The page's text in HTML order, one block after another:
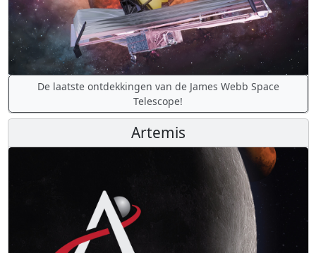
De laatste ontdekkingen van de James Webb Space
Telescope!
Artemis